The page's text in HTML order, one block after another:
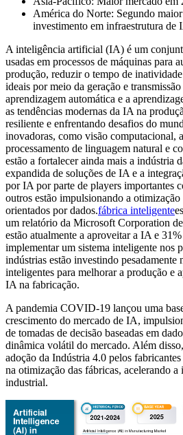
América do Norte: Segundo
investimento em infraestrutura de
A inteligência artificial (IA) é um
usadas em processos de máquinas para
produção, reduzir o tempo de
ideais por meio da geração e
aprendizagem automática e a
as tendências modernas da IA ​​na
resiliente e enfrentando desafios do
inovadoras, como visão computacional,
processamento de linguagem natural e
estão a fortalecer ainda mais a indústria
expandida de soluções de IA e a
por IA por parte de players importantes
outros estão impulsionando a otimização
orientados por dados.fábrica inteligente
um relatório da Microsoft Corporation
estão atualmente a aproveitar a IA e
implementar um sistema inteligente nos
indústrias estão investindo pesadamente
inteligentes para melhorar a produção e
IA ​​na fabricação.
A pandemia COVID-19 lançou uma
crescimento do mercado de IA,
de tomadas de decisão baseadas em
dinâmica volátil do mercado. Além
adoção da Indústria 4.0 pelos
na otimização das fábricas, acelerando
industrial.